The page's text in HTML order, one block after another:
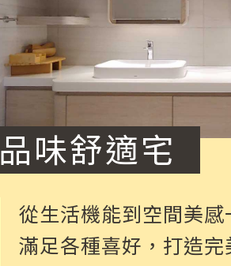
品味舒適宅
從生活機能到空間美
滿足各種喜好，打造